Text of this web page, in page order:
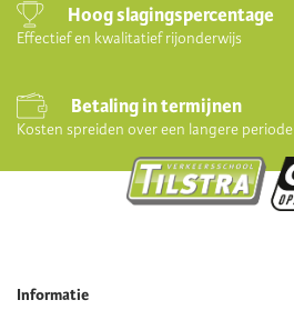
Hoog slagingspercentage
Effectief en kwalitatief rijonderwijs
Betaling in termijnen
Kosten spreiden over een langere periode
Informatie